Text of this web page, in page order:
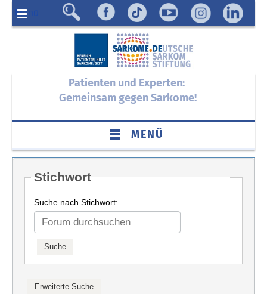
Menü
Patienten und Experten:
Gemeinsam gegen Sarkome!
MENÜ
Stichwort
Suche nach Stichwort: